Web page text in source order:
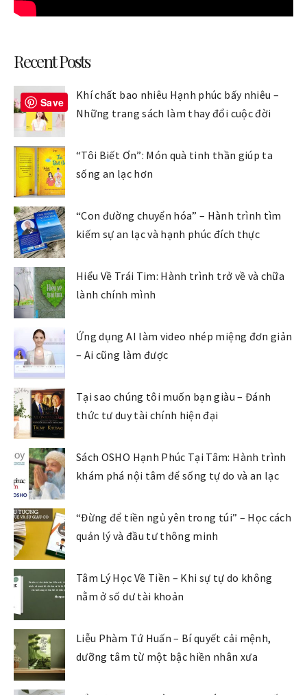
Recent Posts
Khí chất bao nhiêu Hạnh phúc bấy nhiêu –
Những trang sách làm thay đổi cuộc đời
“Tôi Biết Ơn”: Món quà tinh thần giúp ta
sống an lạc hơn
“Con đường chuyển hóa” – Hành trình tìm
kiếm sự an lạc và hạnh phúc đích thực
Hiểu Về Trái Tim: Hành trình trở về và chữa
lành chính mình
Ứng dụng AI làm video nhép miệng đơn giản
– Ai cũng làm được
Tại sao chúng tôi muốn bạn giàu – Đánh
thức tư duy tài chính hiện đại
Sách OSHO Hạnh Phúc Tại Tâm: Hành trình
khám phá nội tâm để sống tự do và an lạc
“Đừng để tiền ngủ yên trong túi” – Học cách
quản lý và đầu tư thông minh
Tâm Lý Học Về Tiền – Khi sự tự do không
nằm ở số dư tài khoản
Liễu Phàm Tứ Huấn – Bí quyết cải mệnh,
dưỡng tâm từ một bậc hiền nhân xưa
Save